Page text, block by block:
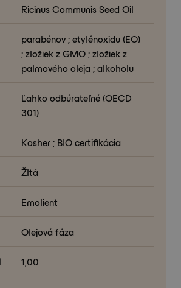
Ricinus Communis Seed Oil
parabénov ; etylénoxidu (EO)
; zložiek z GMO ; zložiek z
palmového oleja ; alkoholu
Ľahko odbúrateľné (OECD
301)
Kosher ; BIO certifikácia
Žltá
Emolient
Olejová fáza
1,00